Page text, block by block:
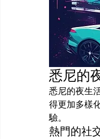
悉尼的
悉尼的夜生
得更加多樣
驗。
熱門的社